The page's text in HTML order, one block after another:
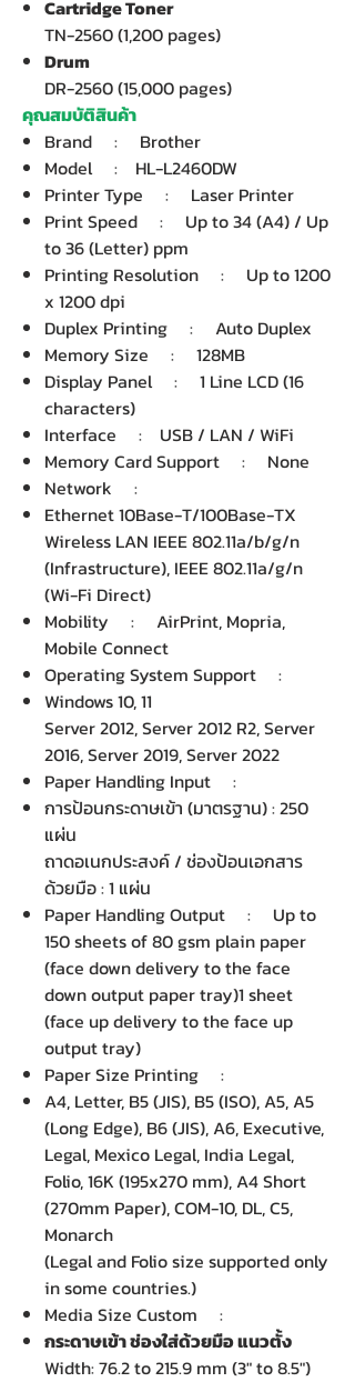
Cartridge Toner
TN-2560 (1,200 pages)
Drum
DR-2560 (15,000 pages)
คุณสมบัติสินค้า
Brand : Brother
Model : HL-L2460DW
Printer Type : Laser Printer
Print Speed : Up to 34 (A4) / Up
to 36 (Letter) ppm
Printing Resolution : Up to 1200
x 1200 dpi
Duplex Printing : Auto Duplex
Memory Size : 128MB
Display Panel : 1 Line LCD (16
characters)
Interface : USB / LAN / WiFi
Memory Card Support : None
Network :
Ethernet 10Base-T/100Base-TX
Wireless LAN IEEE 802.11a/b/g/n
(Infrastructure), IEEE 802.11a/g/n
(Wi-Fi Direct)
Mobility : AirPrint, Mopria,
Mobile Connect
Operating System Support :
Windows 10, 11
Server 2012, Server 2012 R2, Server
2016, Server 2019, Server 2022
Paper Handling Input :
การป้อนกระดาษเข้า (มาตรฐาน) : 250
แผ่น
ถาดอเนกประสงค์ / ช่องป้อนเอกสาร
ด้วยมือ : 1 แผ่น
Paper Handling Output : Up to
150 sheets of 80 gsm plain paper
(face down delivery to the face
down output paper tray)1 sheet
(face up delivery to the face up
output tray)
Paper Size Printing :
A4, Letter, B5 (JIS), B5 (ISO), A5, A5
(Long Edge), B6 (JIS), A6, Executive,
Legal, Mexico Legal, India Legal,
Folio, 16K (195x270 mm), A4 Short
(270mm Paper), COM-10, DL, C5,
Monarch
(Legal and Folio size supported only
in some countries.)
Media Size Custom :
กระดาษเข้า ช่องใส่ด้วยมือ แนวตั้ง
Width: 76.2 to 215.9 mm (3" to 8.5")